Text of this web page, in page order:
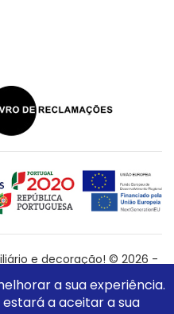
e decoração! © 2026 -
a sua experiência.
a aceitar a sua